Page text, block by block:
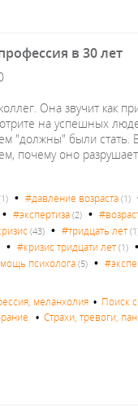
в 30 лет
Она звучит как
на успешных
"должны" были стать.
почему оно
•#давление возраста (1)
•#экспертиза (2) •
(43) •#тридцать лет
•#кризис тридцати лет(1)
психолога(5) •
меланхолия • Поиск
•Страхи, тревоги,